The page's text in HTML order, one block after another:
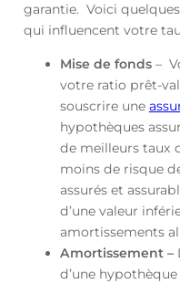
garantie. Voici
qui influencent votre
Mise de fonds–
votre ratio prêt-
souscrire une
hypothèques
de meilleurs taux
moins de risque
assurés et
d’une valeur
amortissements
Amortissement –
d’une